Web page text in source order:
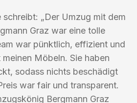
schreibt: „Der Umzug mit dem
Graz war eine tolle
war pünktlich, effizient und
Möbeln. Sie haben
sodass nichts beschädigt
war fair und transparent.
Bergmann Graz